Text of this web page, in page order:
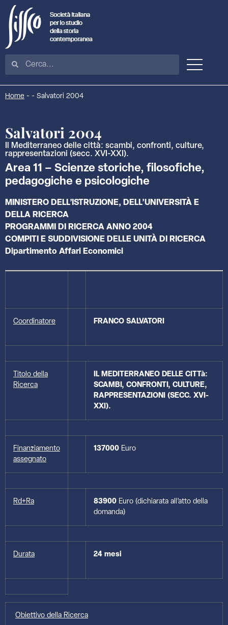
Home - - Salvatori 2004
Salvatori 2004
Il Mediterraneo delle città: scambi, confronti, culture,
rappresentazioni (secc. XVI-XXI).
Area 11 – Scienze storiche, filosofiche,
pedagogiche e psicologiche
MINISTERO DELL’ISTRUZIONE, DELL’UNIVERSITÀ E
DELLA RICERCA
PROGRAMMI DI RICERCA ANNO 2004
COMPITI E SUDDIVISIONE DELLE UNITÀ DI RICERCA
Dipartimento Affari Economici
Coordinatore FRANCO SALVATORI
Titolo della
Ricerca
IL MEDITERRANEO DELLE CITTà:
SCAMBI, CONFRONTI, CULTURE,
RAPPRESENTAZIONI (SECC. XVI-
XXI).
Finanziamento
assegnato
137000 Euro
Rd+Ra 83900 Euro (dichiarata all’atto della
domanda)
Durata 24 mesi
Obiettivo della Ricerca